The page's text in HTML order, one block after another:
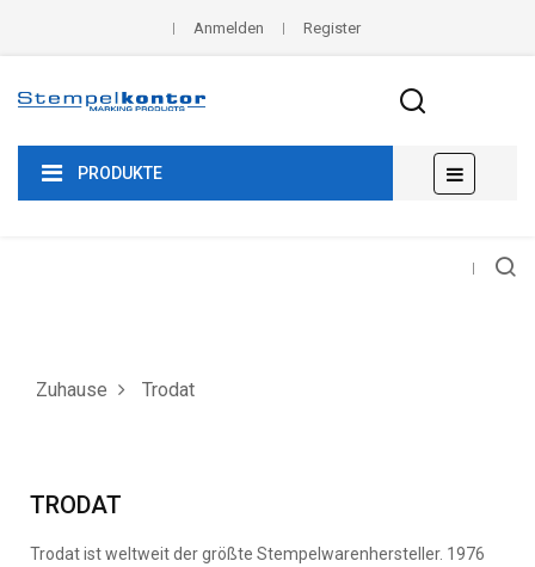
Anmelden Register
PRODUKTE
der
☰
Zuhause Trodat
TRODAT
Trodat ist weltweit der größte Stempelwarenhersteller. 1976